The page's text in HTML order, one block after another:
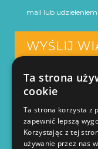
mail lub
O NAS
Ta strona
cookie
Ta strona korzysta z
zapewnić lepszą
Korzystając z tej
używanie przez nas